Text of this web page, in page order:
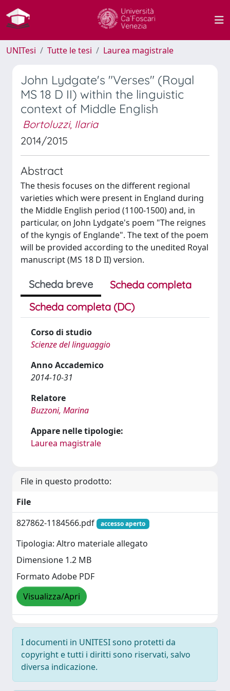
UNITesi Tutte le tesi Laurea magistrale
John Lydgate's "Verses" (Royal
MS 18 D II) within the linguistic
context of Middle English
Bortoluzzi, Ilaria
2014/2015
Abstract
The thesis focuses on the different regional
varieties which were present in England during
the Middle English period (1100-1500) and, in
particular, on John Lydgate's poem "The reignes
of the kyngis of Englande". The text of the poem
will be provided according to the unedited Royal
manuscript (MS 18 D II) version.
Scheda breve
Scheda completa
Scheda completa (DC)
Corso di studio
Scienze del linguaggio
Anno Accademico
2014-10-31
Relatore
Buzzoni, Marina
Appare nelle tipologie:
Laurea magistrale
File in questo prodotto:
File
827862-1184566.pdf
accesso aperto
Tipologia: Altro materiale allegato
Dimensione 1.2 MB
Formato Adobe PDF
Visualizza/Apri
I documenti in UNITESI sono protetti da
copyright e tutti i diritti sono riservati, salvo
diversa indicazione.